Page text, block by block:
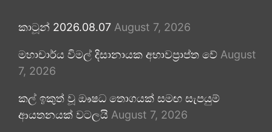
කාටූන් 2026.08.07 August 7, 2026
මහාචාර්ය විමල් දිසානායක අභාවප්‍රාප්ත වේ August
7, 2026
කල් ඉකුත් වූ ඖෂධ තොගයක් සමඟ සැපයුම්
ආයතනයක් වටලයි August 7, 2026